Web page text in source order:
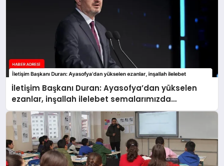
İletişim Başkanı Duran: Ayasofya’dan yükselen
ezanlar, inşallah ilelebet semalarımızda
yankılanmaya devam edecektir